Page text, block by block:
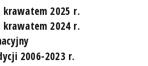
krawatem 2025 r.
krawatem 2024 r.
2006-2023 r.